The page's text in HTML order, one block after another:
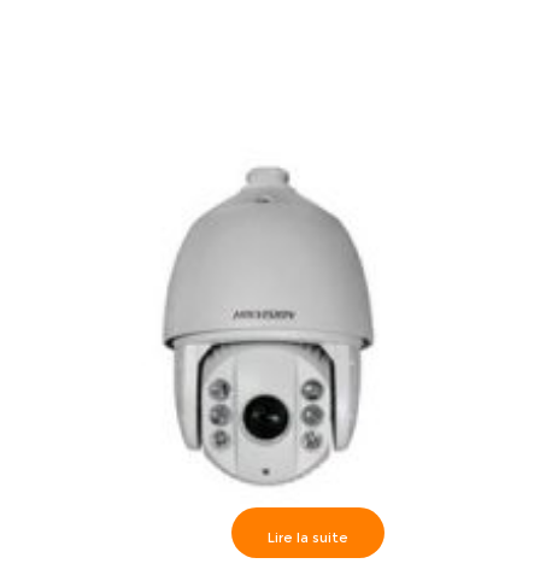
Lire la suite